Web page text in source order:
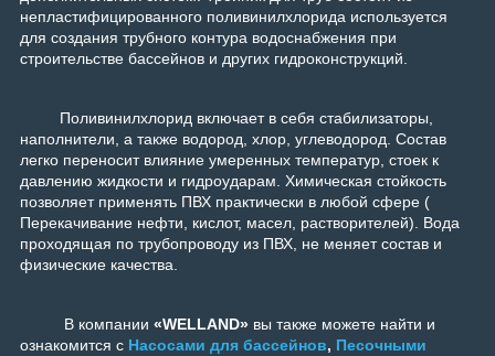
непластифицированного поливинилхлорида используется
для создания трубного контура водоснабжения при
строительстве бассейнов и других гидроконструкций.
Поливинилхлорид включает в себя стабилизаторы,
наполнители, а также водород, хлор, углеводород. Состав
легко переносит влияние умеренных температур, стоек к
давлению жидкости и гидроударам. Химическая стойкость
позволяет применять ПВХ практически в любой сфере (
Перекачивание нефти, кислот, масел, растворителей). Вода
проходящая по трубопроводу из ПВХ, не меняет состав и
физические качества.
В компании «WELLAND» вы также можете найти и
ознакомится с Насосами для бассейнов, Песочными